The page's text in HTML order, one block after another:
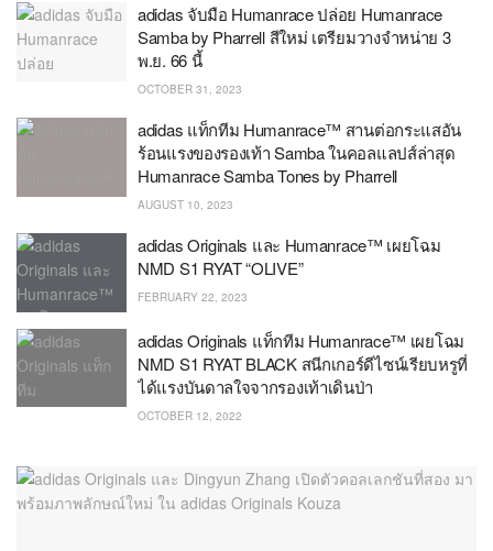
adidas จับมือ Humanrace ปล่อย Humanrace
Samba by Pharrell สีใหม่ เตรียมวางจำหน่าย 3
พ.ย. 66 นี้
OCTOBER 31, 2023
adidas แท็กทีม Humanrace™ สานต่อกระแสอัน
ร้อนแรงของรองเท้า Samba ในคอลแลปส์ล่าสุด
Humanrace Samba Tones by Pharrell
AUGUST 10, 2023
adidas Originals และ Humanrace™ เผยโฉม
NMD S1 RYAT “OLIVE”
FEBRUARY 22, 2023
adidas Originals แท็กทีม Humanrace™ เผยโฉม
NMD S1 RYAT BLACK สนีกเกอร์ดีไซน์เรียบหรูที่
ได้แรงบันดาลใจจากรองเท้าเดินป่า
OCTOBER 12, 2022